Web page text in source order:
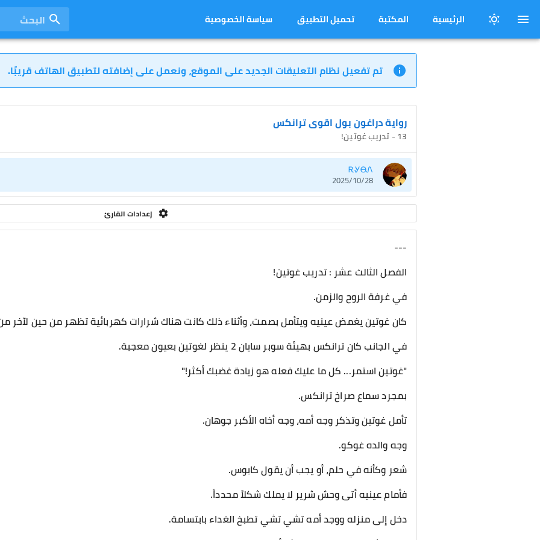
الرئيسية المكتبة تحميل التطبيق سياسة الخصوصية البحث
تم تفعيل نظام التعليقات الجديد على الموقع، ونعمل على إضافته لتطبيق الهاتف قريبًا.
رواية دراغون بول اقوى ترانكس
13 - تدريب غوتين!
ᎡᎽᎾᏁ
2025/10/28
إعدادات القارئ
---
الفصل الثالث عشر : تدريب غوتين!
في غرفة الروح والزمن.
كان غوتين يغمض عينيه ويتأمل بصمت، وأثناء ذلك كانت هناك شرارات كهربائية تظهر من حين لآخر
في الجانب كان ترانكس بهيئة سوبر سايان 2 ينظر لغوتين بعيون معجبة.
"غوتين استمر... كل ما عليك فعله هو زيادة غضبك أكثر!"
بمجرد سماع صراخ ترانكس.
تأمل غوتين وتذكر وجه أمه، وجه أخاه الأكبر جوهان.
وجه والده غوكو.
شعر وكأنه في حلم، أو يجب أن يقول كابوس.
فأمام عينيه أتى وحش شرير لا يملك شكلاً محدداً.
دخل إلى منزله ووجد أمه تشي تشي تطبخ الغداء بابتسامة.